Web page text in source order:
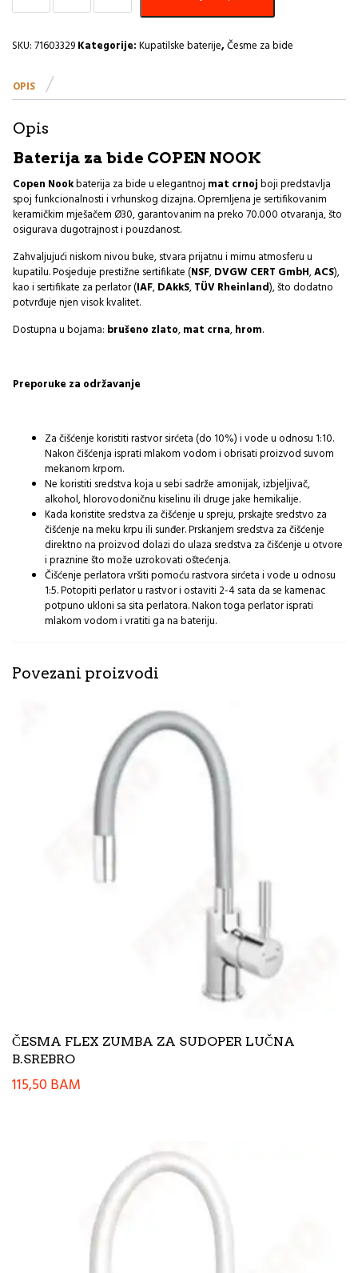
bide
NOOK
crna C-
104MB
SKU:71603329Kategorije:Kupatilske baterije,Česme za bide
OPIS
Opis
Baterija za bide COPEN NOOK
Copen Nookbaterija za bide u elegantnoj mat crnojboji predstavlja
spoj funkcionalnosti i vrhunskog dizajna. Opremljena je sertifikovanim
keramičkim mješačem Ø30, garantovanim na preko 70.000 otvaranja, što
osigurava dugotrajnost i pouzdanost.
Zahvaljujući niskom nivou buke, stvara prijatnu i mirnu atmosferu u
kupatilu. Posjeduje prestižne sertifikate (NSF,DVGW CERT GmbH,ACS),
kao i sertifikate za perlator (IAF,DAkkS,TÜV Rheinland), što dodatno
potvrđuje njen visok kvalitet.
Dostupna u bojama: brušeno zlato,mat crna,hrom.
Preporuke za održavanje
Za čišćenje koristiti rastvor sirćeta (do 10%) i vode u odnosu 1:10.
Nakon čišćenja isprati mlakom vodom i obrisati proizvod suvom
mekanom krpom.
Ne koristiti sredstva koja u sebi sadrže amonijak, izbjeljivač,
alkohol, hlorovodoničnu kiselinu ili druge jake hemikalije.
Kada koristite sredstva za čišćenje u spreju, prskajte sredstvo za
čišćenje na meku krpu ili sunđer. Prskanjem sredstva za čišćenje
direktno na proizvod dolazi do ulaza sredstva za čišćenje u otvore
i praznine što može uzrokovati oštećenja.
Čišćenje perlatora vršiti pomoću rastvora sirćeta i vode u odnosu
1:5. Potopiti perlator u rastvor i ostaviti 2-4 sata da se kamenac
potpuno ukloni sa sita perlatora. Nakon toga perlator isprati
mlakom vodom i vratiti ga na bateriju.
Povezani proizvodi
ČESMA FLEX ZUMBA ZA SUDOPER LUČNA
B.SREBRO
115,50BAM